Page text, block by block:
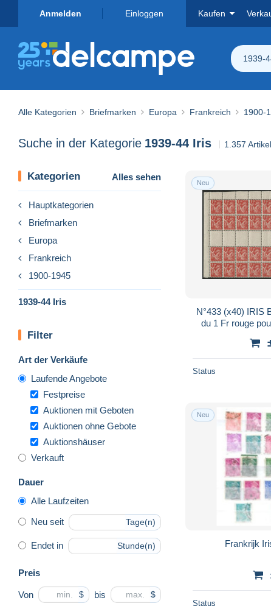
Anmelden Einloggen Kaufen
1939-
Alle Kategorien Briefmarken Europa Frankreich 1900-
Suche in der Kategorie 1939-44 Iris 1.357
Kategorien Alles sehen
Hauptkategorien
Briefmarken
Europa
Frankreich
1900-1945
1939-44 Iris
Filter
Art der Verkäufe
Laufende Angebote
Festpreise
Auktionen mit Geboten
Auktionen ohne Gebote
Auktionshäuser
Verkauft
Dauer
Alle Laufzeiten
Neu seit Tage(n)
Endet in Stunde(n)
Preis
Von $ bis $
Neu
N°433 (x40) IRIS
du 1 Fr rouge
Status
Neu
Frankrijk
Status